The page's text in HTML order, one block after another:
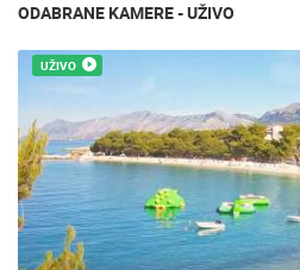
ODABRANE KAMERE - UŽIVO
UŽIVO